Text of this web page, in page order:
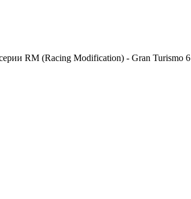
RM (Racing Modification) - Gran Turismo 6